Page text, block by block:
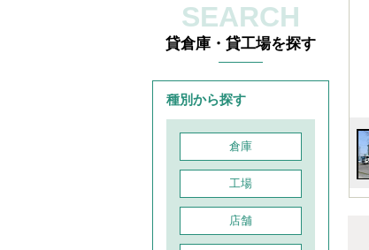
SEARCH
貸倉庫・貸工場を探す
種別から探す
倉庫
工場
店舗